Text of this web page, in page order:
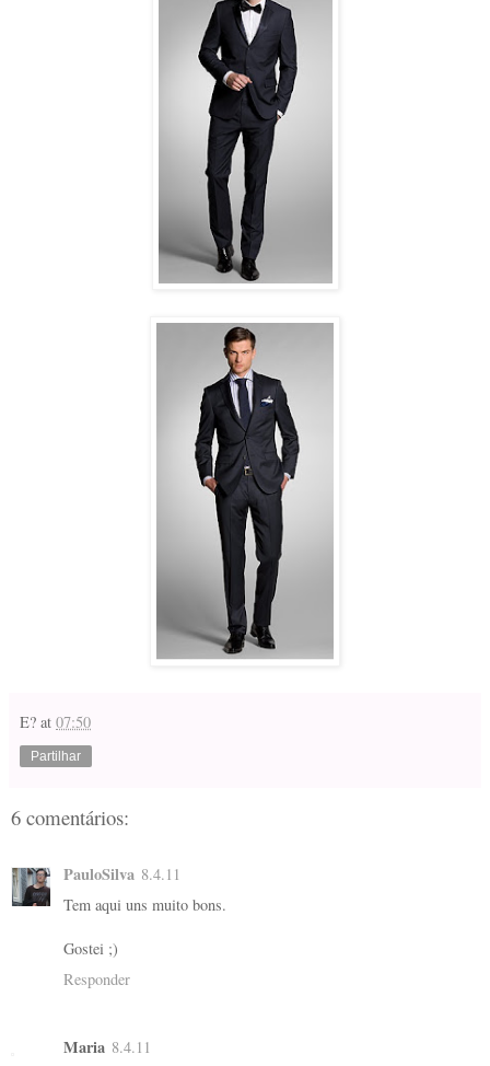
E? at 07:50
Partilhar
6 comentários:
PauloSilva 8.4.11
Tem aqui uns muito bons.
Gostei ;)
Responder
Maria 8.4.11